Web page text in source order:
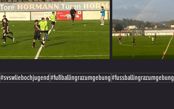
#svswliebochjugend#fußballingrazumgebung#fussballingrazumgebung